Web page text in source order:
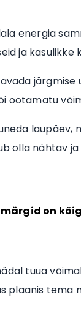
energia
ja kasulikke
järgmise
ootamatu
laupäev,
olla nähtav
on
tuua
plaanis tema